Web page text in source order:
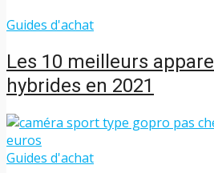
Guides d'achat
Les 10 meilleurs
hybrides en 2021
Guides d'achat